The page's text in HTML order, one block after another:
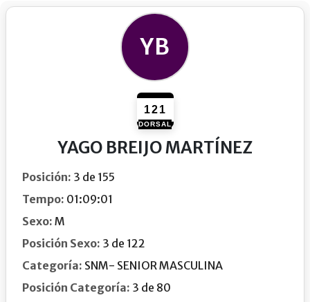
YB
121
DORSAL
YAGO BREIJO MARTÍNEZ
Posición: 3 de 155
Tempo: 01:09:01
Sexo: M
Posición Sexo: 3 de 122
Categoría: SNM- SENIOR MASCULINA
Posición Categoría: 3 de 80